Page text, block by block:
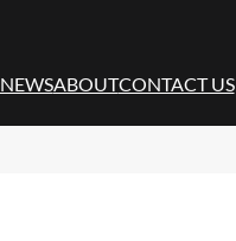
ABOUTCONTACT US